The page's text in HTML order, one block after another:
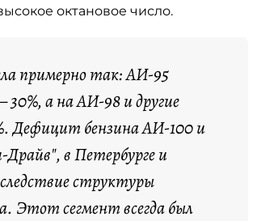
октановое число.
примерно так: АИ-95
а на АИ-98 и другие
Дефицит бензина АИ-100 и
в Петербурге и
структуры
Этот сегмент всегда был